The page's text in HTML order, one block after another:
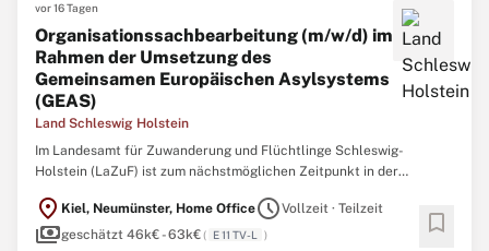
vor 16 Tagen
Organisationssachbearbeitung (m/w/d) im
Rahmen der Umsetzung des
Gemeinsamen Europäischen Asylsystems
(GEAS)
Land Schleswig Holstein
Im Landesamt für Zuwanderung und Flüchtlinge Schleswig-
Holstein (LaZuF) ist zum nächstmöglichen Zeitpunkt in der
Stelle für das Dezernat 14 „Organisations-, Daten- und
Qualitätsmanagement“ als Organisationssachbearbeitung (m⁠/⁠w⁠/⁠d)
location_on Kiel, Neumünster, Home OfficescheduleVollzeit · Teilzeit
paymentsgeschätzt 46k€ - 63k€( E 11 TV-L ) bookmark